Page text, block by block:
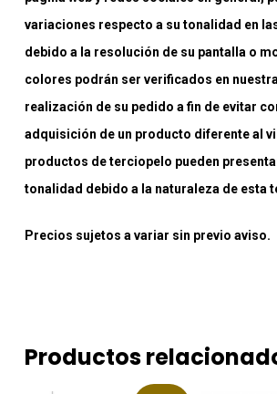
variaciones respecto a su tonalidad en
debido a la resolución de su pantalla o
colores podrán ser verificados en
realización de su pedido a fin de evitar
adquisición de un producto diferente al
productos de terciopelo pueden
tonalidad debido a la naturaleza de esta
Precios sujetos a variar sin previo aviso.
Productos